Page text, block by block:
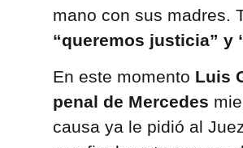
mano con sus madres.
“queremos justicia” y
En este momento Luis
penal de Mercedes
causa ya le pidió al